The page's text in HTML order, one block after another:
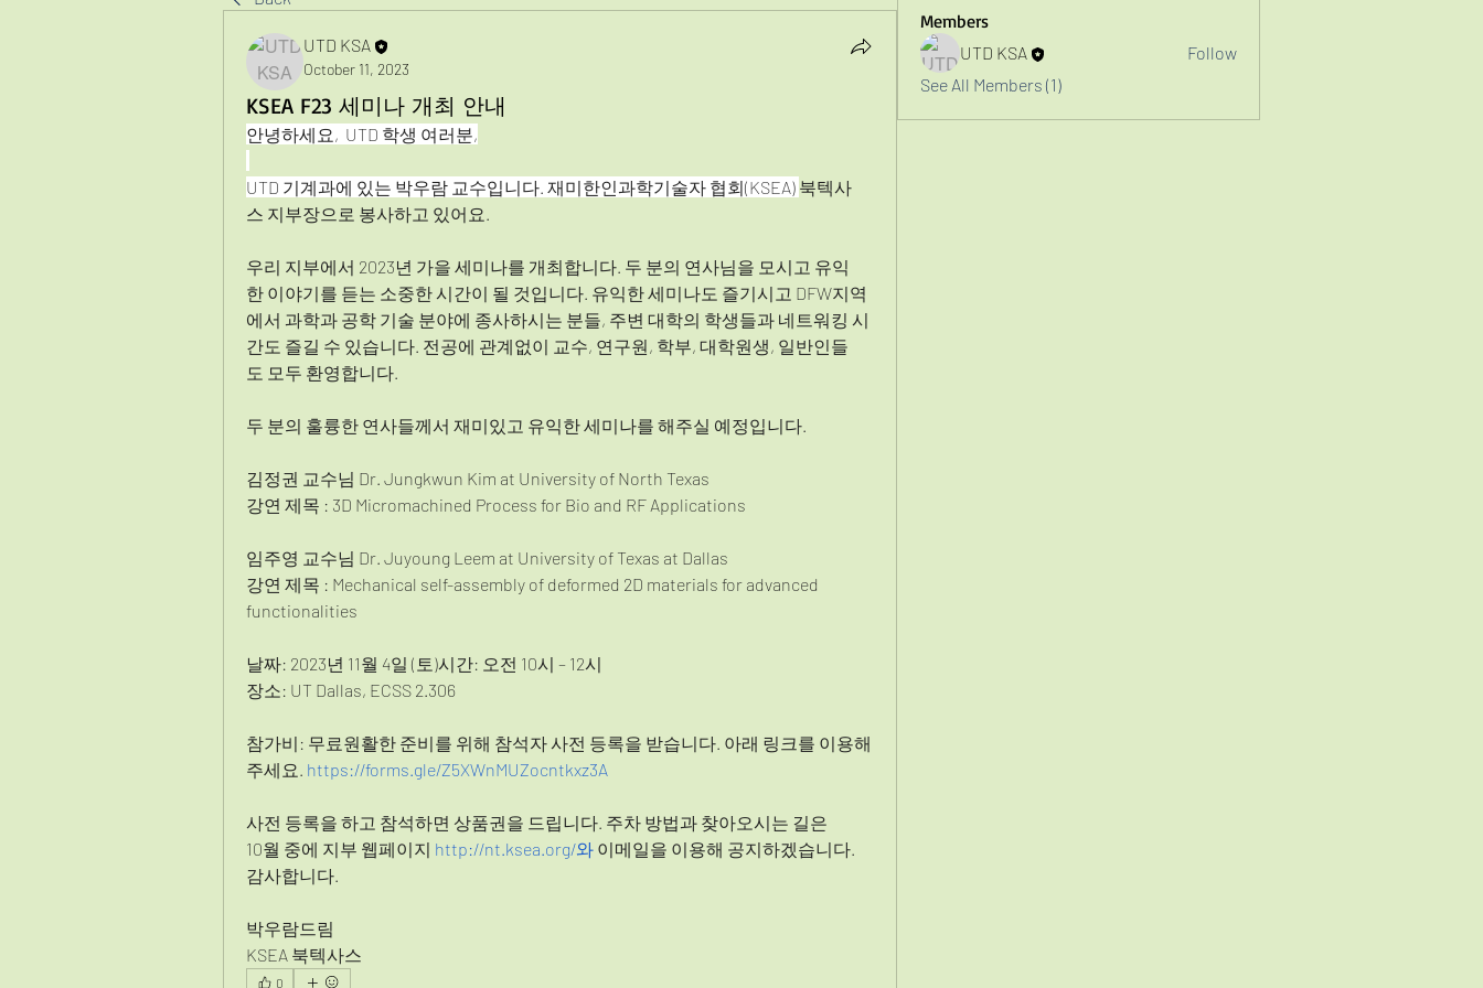
UTD KSA
October 11, 2023
KSEA F23 세미나 개최 안내
안녕하세요,  UTD 학생 여러분,
UTD 기계과에 있는 박우람 교수입니다. 재미한인과학기술자 협회(KSEA) 북텍사
스 지부장으로 봉사하고 있어요.
우리 지부에서 2023년 가을 세미나를 개최합니다. 두 분의 연사님을 모시고 유익
한 이야기를 듣는 소중한 시간이 될 것입니다. 유익한 세미나도 즐기시고 DFW지역
에서 과학과 공학 기술 분야에 종사하시는 분들, 주변 대학의 학생들과 네트워킹 시
간도 즐길 수 있습니다. 전공에 관계없이 교수, 연구원, 학부, 대학원생, 일반인들
도 모두 환영합니다.
두 분의 훌륭한 연사들께서 재미있고 유익한 세미나를 해주실 예정입니다.
김정권 교수님 Dr. Jungkwun Kim at University of North Texas
강연 제목 : 3D Micromachined Process for Bio and RF Applications
임주영 교수님 Dr. Juyoung Leem at University of Texas at Dallas
강연 제목 : Mechanical self-assembly of deformed 2D materials for advanced
functionalities
날짜: 2023년 11월 4일 (토)시간: 오전 10시 – 12시
장소: UT Dallas, ECSS 2.306
참가비: 무료원활한 준비를 위해 참석자 사전 등록을 받습니다. 아래 링크를 이용해
주세요. https://forms.gle/Z5XWnMUZocntkxz3A
사전 등록을 하고 참석하면 상품권을 드립니다. 주차 방법과 찾아오시는 길은
10월 중에 지부 웹페이지 http://nt.ksea.org/와 이메일을 이용해 공지하겠습니다.
감사합니다.
박우람드림
KSEA 북텍사스
0
Members
UTD KSA
Follow
See All Members (1)